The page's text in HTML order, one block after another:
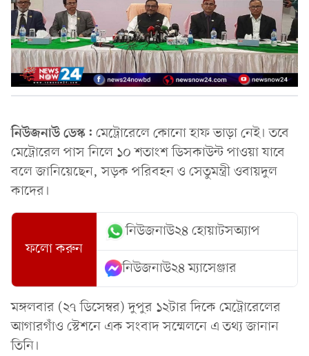
নিউজনাউ ডেস্ক: মেট্রোরেলে কোনো হাফ ভাড়া নেই। তবে
মেট্রোরেল পাস নিলে ১০ শতাংশ ডিসকাউন্ট পাওয়া যাবে
বলে জানিয়েছেন, সড়ক পরিবহন ও সেতুমন্ত্রী ওবায়দুল
কাদের।
ফলো করুন
নিউজনাউ২৪ হোয়াটসঅ্যাপ
নিউজনাউ২৪ ম্যাসেঞ্জার
মঙ্গলবার (২৭ ডিসেম্বর) দুপুর ১২টার দিকে মেট্রোরেলের
আগারগাঁও স্টেশনে এক সংবাদ সম্মেলনে এ তথ্য জানান
তিনি।